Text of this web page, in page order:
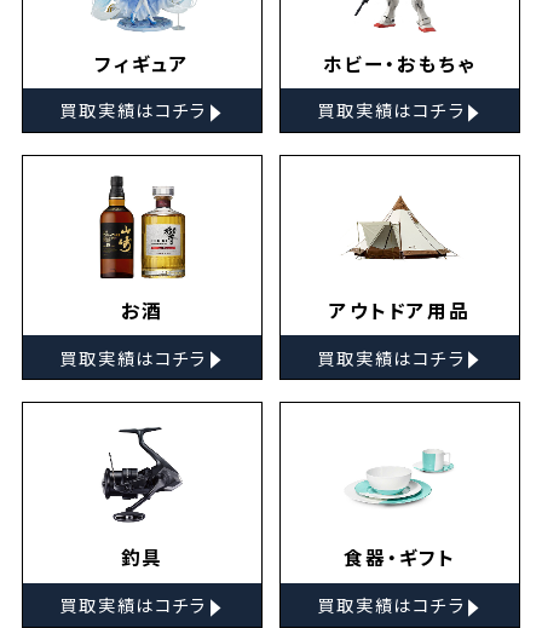
フィギュア
買取実績はコチラ ▸
ホビー・おもちゃ
買取実績はコチラ ▸
お酒
買取実績はコチラ ▸
アウトドア用品
買取実績はコチラ ▸
釣具
買取実績はコチラ ▸
食器・ギフト
買取実績はコチラ ▸